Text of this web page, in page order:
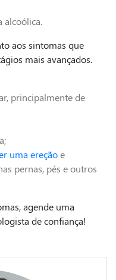
alcoólica.
aos sintomas que
mais avançados.
principalmente de
uma ereçãoe
pernas, pés e outros
agende uma
de confiança!